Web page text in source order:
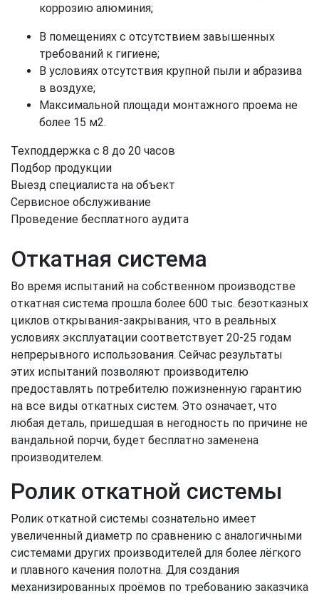
коррозию алюминия;
В помещениях с отсутствием завышенных
требований к гигиене;
В условиях отсутствия крупной пыли и абразива
в воздухе;
Максимальной площади монтажного проема не
более 15 м2.
Техподдержка с 8 до 20 часов
Подбор продукции
Выезд специалиста на объект
Сервисное обслуживание
Проведение бесплатного аудита
Откатная система
Во время испытаний на собственном производстве
откатная система прошла более 600 тыс. безотказных
циклов открывания-закрывания, что в реальных
условиях эксплуатации соответствует 20-25 годам
непрерывного использования. Сейчас результаты
этих испытаний позволяют производителю
предоставлять потребителю пожизненную гарантию
на все виды откатных систем. Это означает, что
любая деталь, пришедшая в негодность по причине не
вандальной порчи, будет бесплатно заменена
производителем.
Ролик откатной системы
Ролик откатной системы сознательно имеет
увеличенный диаметр по сравнению с аналогичными
системами других производителей для более лёгкого
и плавного качения полотна. Для создания
механизированных проёмов по требованию заказчика